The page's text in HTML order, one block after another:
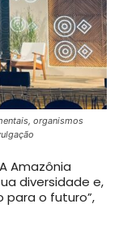
organismos
Amazônia
diversidade e,
o futuro”,